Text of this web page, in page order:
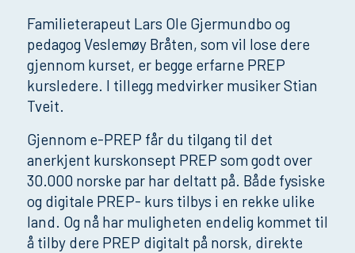
Familieterapeut Lars Ole Gjermundbo og
pedagog Veslemøy Bråten, som vil lose dere
gjennom kurset, er begge erfarne PREP
kursledere. I tillegg medvirker musiker Stian
Tveit.
Gjennom e-PREP får du tilgang til det
anerkjent kurskonsept PREP som godt over
30.000 norske par har deltatt på. Både fysiske
og digitale PREP- kurs tilbys i en rekke ulike
land. Og nå har muligheten endelig kommet til
å tilby dere PREP digitalt på norsk, direkte